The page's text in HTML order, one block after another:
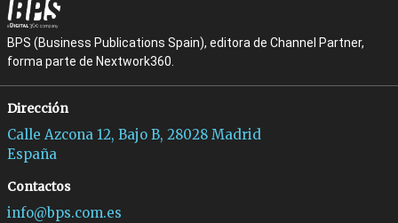
BPS (Business Publications Spain), editora de Channel Partner,
forma parte de Nextwork360.
Dirección
Calle Azcona 12, Bajo B, 28028 Madrid
España
Contactos
info@bps.com.es